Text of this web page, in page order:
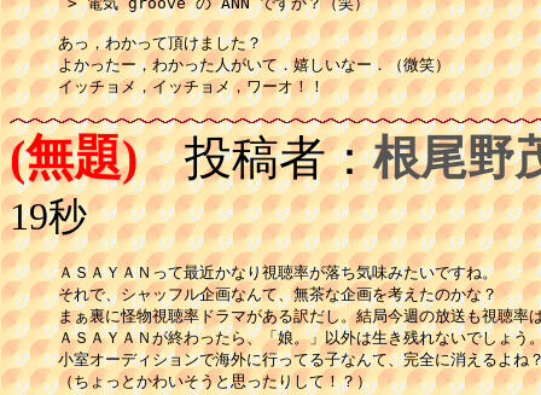
あっ，わかって頂けました？
よかったー，わかった人がいて．嬉しいなー．（微笑）
(無題)投稿者：根尾野
19秒
ＡＳＡＹＡＮって最近かなり視聴率が落ち気味みたいですね。
それで、シャッフル企画なんて、無茶な企画を考えたのかな？
まぁ裏に怪物視聴率ドラマがある訳だし。結局今週の放送も視聴率
ＡＳＡＹＡＮが終わったら、「娘。」以外は生き残れないでしょう
小室オーディションで海外に行ってる子なんて、完全に消えるよね
（ちょっとかわいそうと思ったりして！？）